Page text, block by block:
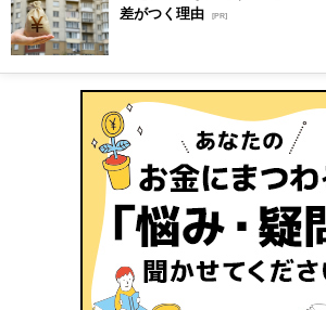
差がつく理由 [PR]